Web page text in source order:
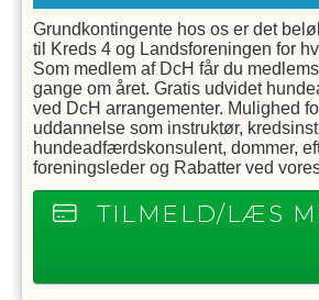
Grundkontingente hos os er det
til Kreds 4 og Landsforeningen for
Som medlem af DcH får du
gange om året. Gratis udvidet
ved DcH arrangementer. Mulighed
uddannelse som instruktør,
hundeadfærdskonsulent, dommer,
foreningsleder og Rabatter ved
TILMELD/LÆS